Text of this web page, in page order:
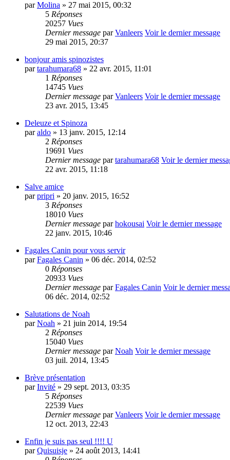
parMolina » 27 mai 2015, 00:32
5 Réponses
20257 Vues
Dernier message parVanleers Voir le dernier message
29 mai 2015, 20:37
bonjour amis spinozistes
partarahumara68 » 22 avr. 2015, 11:01
1 Réponses
14745 Vues
Dernier message parVanleers Voir le dernier message
23 avr. 2015, 13:45
Deleuze et Spinoza
paraldo » 13 janv. 2015, 12:14
2 Réponses
19691 Vues
Dernier message partarahumara68 Voir le dernier
22 avr. 2015, 11:18
Salve amice
parpripri » 20 janv. 2015, 16:52
3 Réponses
18010 Vues
Dernier message parhokousai Voir le dernier message
22 janv. 2015, 10:46
Fagales Canin pour vous servir
parFagales Canin » 06 déc. 2014, 02:52
0 Réponses
20933 Vues
Dernier message parFagales Canin Voir le dernier
06 déc. 2014, 02:52
Salutations de Noah
parNoah » 21 juin 2014, 19:54
2 Réponses
15040 Vues
Dernier message parNoah Voir le dernier message
03 juil. 2014, 13:45
Brève présentation
parInvité » 29 sept. 2013, 03:35
5 Réponses
22539 Vues
Dernier message parVanleers Voir le dernier message
12 oct. 2013, 22:43
Enfin je suis pas seul !!!! U
parQuisuisje » 24 août 2013, 14:41